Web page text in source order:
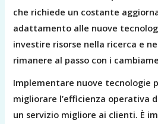
che richiede un costante
adattamento alle nuove
investire risorse nella ricerca e
rimanere al passo con i
Implementare nuove tecnologie
migliorare l’efficienza operativa
un servizio migliore ai clienti. È